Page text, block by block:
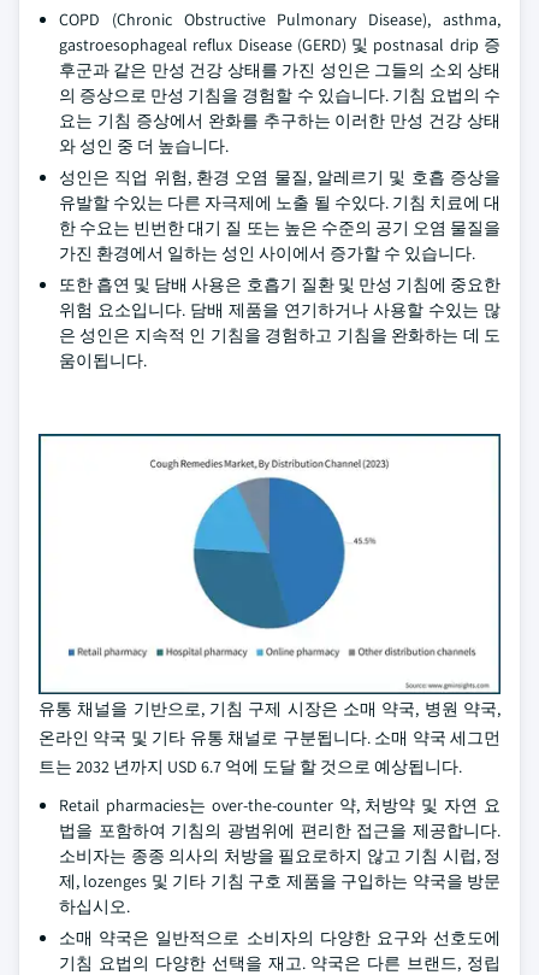
COPD (Chronic Obstructive Pulmonary Disease), asthma,
gastroesophageal reflux Disease (GERD) 및 postnasal drip 증
후군과 같은 만성 건강 상태를 가진 성인은 그들의 소외 상태
의 증상으로 만성 기침을 경험할 수 있습니다. 기침 요법의 수
요는 기침 증상에서 완화를 추구하는 이러한 만성 건강 상태
와 성인 중 더 높습니다.
성인은 직업 위험, 환경 오염 물질, 알레르기 및 호흡 증상을
유발할 수있는 다른 자극제에 노출 될 수있다. 기침 치료에 대
한 수요는 빈번한 대기 질 또는 높은 수준의 공기 오염 물질을
가진 환경에서 일하는 성인 사이에서 증가할 수 있습니다.
또한 흡연 및 담배 사용은 호흡기 질환 및 만성 기침에 중요한
위험 요소입니다. 담배 제품을 연기하거나 사용할 수있는 많
은 성인은 지속적 인 기침을 경험하고 기침을 완화하는 데 도
움이됩니다.
유통 채널을 기반으로, 기침 구제 시장은 소매 약국, 병원 약국,
온라인 약국 및 기타 유통 채널로 구분됩니다. 소매 약국 세그먼
트는 2032 년까지 USD 6.7 억에 도달 할 것으로 예상됩니다.
Retail pharmacies는 over-the-counter 약, 처방약 및 자연 요
법을 포함하여 기침의 광범위에 편리한 접근을 제공합니다.
소비자는 종종 의사의 처방을 필요로하지 않고 기침 시럽, 정
제, lozenges 및 기타 기침 구호 제품을 구입하는 약국을 방문
하십시오.
소매 약국은 일반적으로 소비자의 다양한 요구와 선호도에
기침 요법의 다양한 선택을 재고. 약국은 다른 브랜드, 정립